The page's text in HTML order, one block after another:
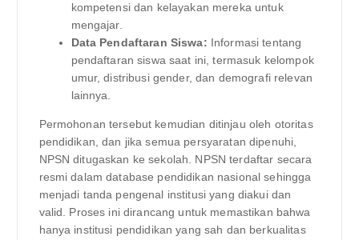
kompetensi dan kelayakan mereka untuk
mengajar.
Data Pendaftaran Siswa: Informasi tentang
pendaftaran siswa saat ini, termasuk kelompok
umur, distribusi gender, dan demografi relevan
lainnya.
Permohonan tersebut kemudian ditinjau oleh otoritas
pendidikan, dan jika semua persyaratan dipenuhi,
NPSN ditugaskan ke sekolah. NPSN terdaftar secara
resmi dalam database pendidikan nasional sehingga
menjadi tanda pengenal institusi yang diakui dan
valid. Proses ini dirancang untuk memastikan bahwa
hanya institusi pendidikan yang sah dan berkualitas